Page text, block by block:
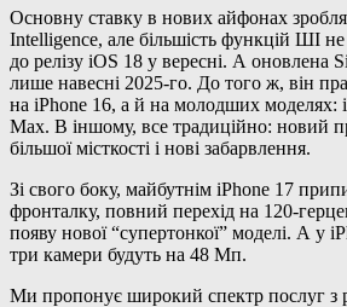
Основну ставку в нових айфонах
Intelligence, але більшість функцій ШІ
до релізу iOS 18 у вересні. А оновлена
лише навесні 2025-го. До того ж, він
на iPhone 16, а й на молодших моделях:
Max. В іншому, все традиційно: новий
більшої місткості і нові забарвлення.
Зі свого боку, майбутнім iPhone 17
фронталку, повний перехід на 120-
появу нової “супертонкої” моделі. А у
три камери будуть на 48 Мп.
Ми пропонує широкий спектр послуг з